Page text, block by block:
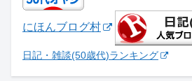
にほんブログ村
日記・雑談(50歳代)ランキング